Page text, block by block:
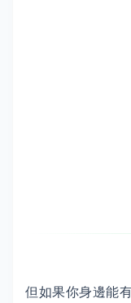
但如果你身邊能